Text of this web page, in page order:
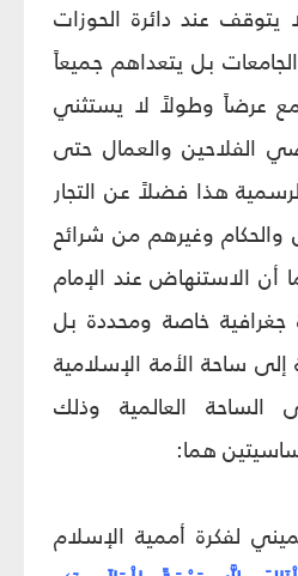
عند دائرة الحوزات
بل يتعداهم جميعاً
عرضاً وطولاً لا يستثني
الفلاحين والعمال حتى
هذا فضلاً عن التجار
والحكام وغيرهم من شرائح
أن الاستنهاض عند الإمام
خاصة ومحددة بل
إلى ساحة الأمة الإسلامية
الساحة العالمية وذلك
هما:
لفكرة أممية الإسلام